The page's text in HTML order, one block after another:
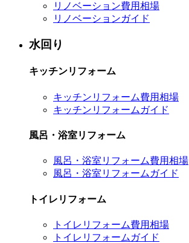
リノベーション費用相場
リノベーションガイド
水回り
キッチンリフォーム
キッチンリフォーム費用相場
キッチンリフォームガイド
風呂・浴室リフォーム
風呂・浴室リフォーム費用相場
風呂・浴室リフォームガイド
トイレリフォーム
トイレリフォーム費用相場
トイレリフォームガイド